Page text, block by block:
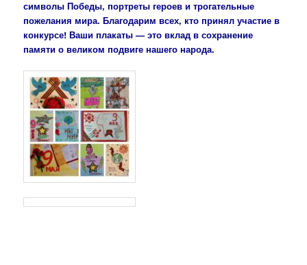
символы Победы, портреты героев и трогательные
пожелания мира.Благодарим всех, кто принял участие в
конкурсе! Ваши плакаты — это вклад в сохранение
памяти о великом подвиге нашего народа.